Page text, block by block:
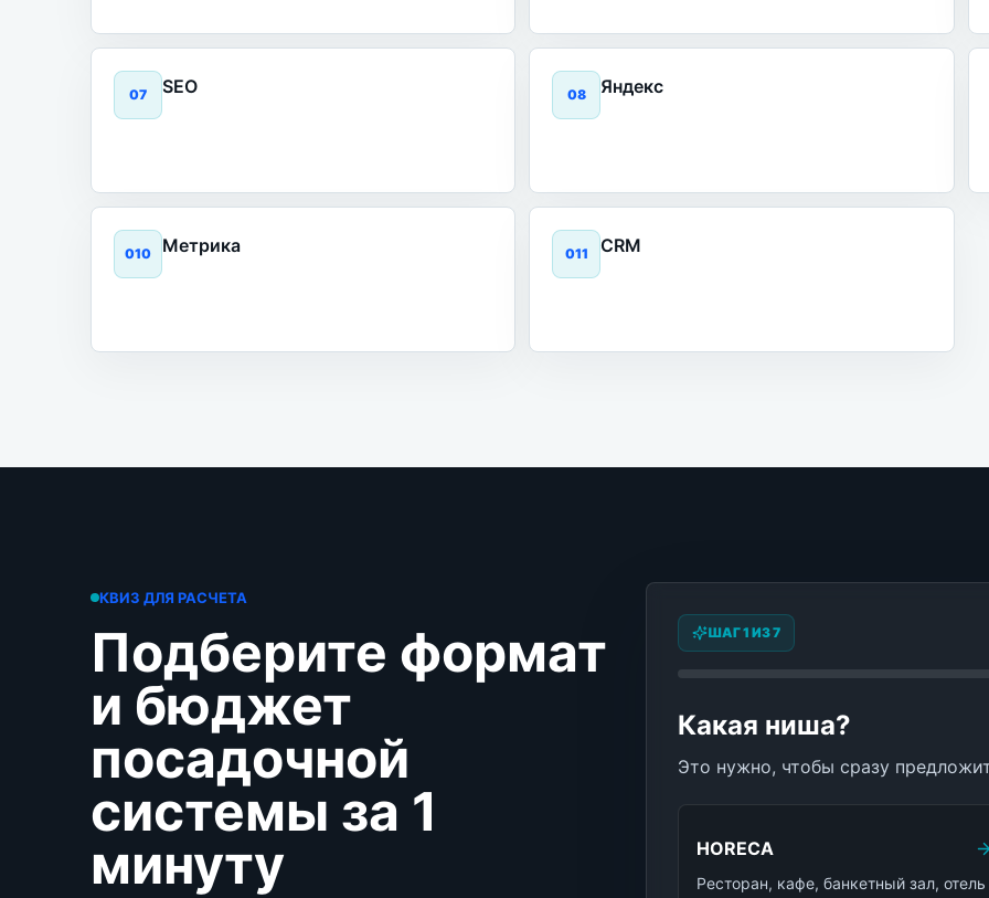
07 SEO 08 Яндекс
010 Метрика 011 CRM
КВИЗ ДЛЯ РАСЧЕТА
Подберите формат
и бюджет
посадочной
системы за 1
минуту
ШАГ 1 ИЗ 7
Какая ниша?
Это нужно, чтобы сразу
HORECA
Ресторан, кафе, банкетный зал, отель